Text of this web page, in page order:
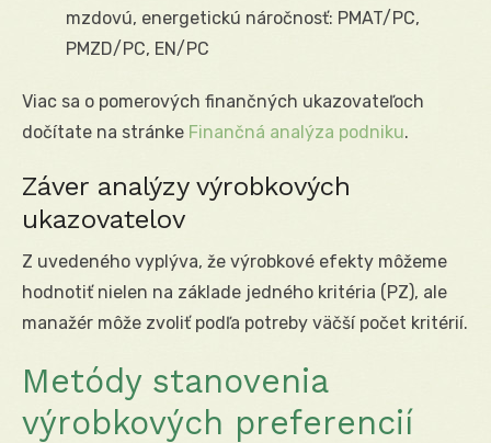
mzdovú, energetickú náročnosť: PMAT/PC,
PMZD/PC, EN/PC
Viac sa o pomerových finančných ukazovateľoch
dočítate na stránke Finančná analýza podniku.
Záver analýzy výrobkových
ukazovatelov
Z uvedeného vyplýva, že výrobkové efekty môžeme
hodnotiť nielen na základe jedného kritéria (PZ), ale
manažér môže zvoliť podľa potreby väčší počet kritérií.
Metódy stanovenia
výrobkových preferencií